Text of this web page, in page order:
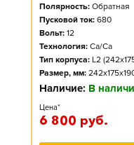
Полярность: Обратная
Пусковой ток: 680
Вольт: 12
Технология: Ca/Ca
Тип корпуса: L2
Размер, мм:
Наличие: В
Цена*
6 800 руб.